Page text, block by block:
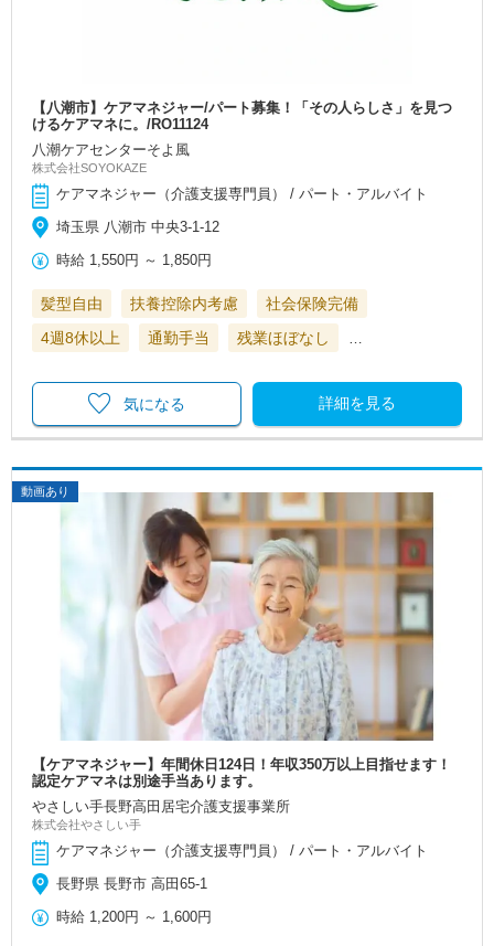
【八潮市】ケアマネジャー/パート募集！「その人らしさ」を見つ
けるケアマネに。/RO11124
八潮ケアセンターそよ風
株式会社SOYOKAZE
ケアマネジャー（介護支援専門員） / パート・アルバイト
埼玉県 八潮市 中央3-1-12
時給 1,550円 ～ 1,850円
髪型自由 扶養控除内考慮
社会保険完備
4週8休以上
通勤手当 残業ほぼなし
詳細を見る
気になる
動画あり
【ケアマネジャー】年間休日124日！年収350万以上目指せます！
認定ケアマネは別途手当あります。
やさしい手長野高田居宅介護支援事業所
株式会社やさしい手
ケアマネジャー（介護支援専門員） / パート・アルバイト
長野県 長野市 高田65-1
時給 1,200円 ～ 1,600円